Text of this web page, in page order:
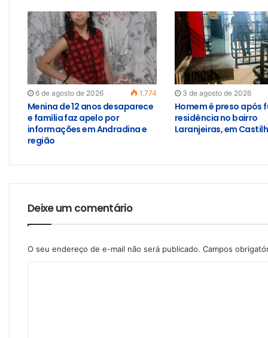
6 de agosto de 2026 1.774
Menina de 12 anos desaparece
e família faz apelo por
informações em Andradina e
região
3 de agosto de 2026
Homem é preso após
residência no bairro
Laranjeiras, em
Deixe um comentário
O seu endereço de e-mail não será publicado. Campos